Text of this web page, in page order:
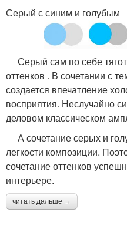
Серый с синим и голубым
Серый сам по себе
оттенков . В сочетании с
создается впечатление
восприятия. Неслучайно
деловом классическом
А сочетание серых и
легкости композиции.
сочетание оттенков
интерьере.
читать дальше →